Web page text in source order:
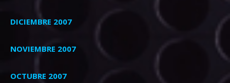
DICIEMBRE 2007
NOVIEMBRE 2007
OCTUBRE 2007